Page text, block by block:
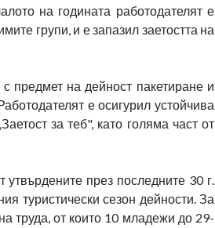
на годината работодателят е
групи, и е запазил заетостта на
предмет на дейност пакетиране и
е осигурил устойчива
за теб", като голяма част от
утвърдените през последните 30 г.
туристически сезон дейности. За
труда, от които 10 младежи до 29-